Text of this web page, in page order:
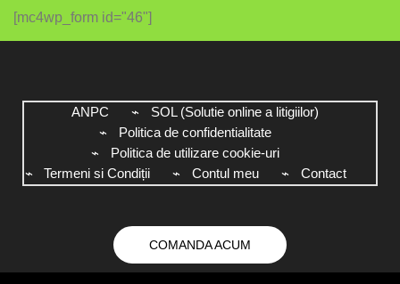
[mc4wp_form id="46"]
ANPC
SOL (Solutie online a litigiilor)
Politica de confidentialitate
Politica de utilizare cookie-uri
Termeni si Condiții
Contul meu Contact
COMANDA ACUM